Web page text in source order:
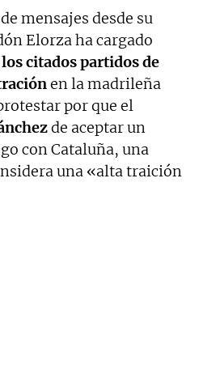
mensajes desde su
Elorza ha cargado
citados partidos de
en la madrileña
por que el
de aceptar un
con Cataluña, una
una «alta traición